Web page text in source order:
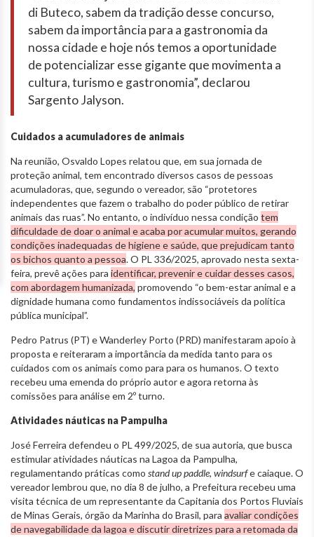
di Buteco, sabem da tradição desse concurso,
sabem da importância para a gastronomia da
nossa cidade e hoje nós temos a oportunidade
de potencializar esse gigante que movimenta a
cultura, turismo e gastronomia”, declarou
Sargento Jalyson.
Cuidados a acumuladores de animais
Na reunião, Osvaldo Lopes relatou que, em sua jornada de
proteção animal, tem encontrado diversos casos de pessoas
acumuladoras, que, segundo o vereador, são “protetores
independentes que fazem o trabalho do poder público de retirar
animais das ruas”. No entanto, o indivíduo nessa condição tem
dificuldade de doar o animal e acaba por acumular muitos, gerando
condições inadequadas de higiene e saúde, que prejudicam tanto
os bichos quanto a pessoa. O PL 336/2025, aprovado nesta sexta-
feira, prevê ações para identificar, prevenir e cuidar desses casos,
com abordagem humanizada, promovendo “o bem-estar animal e a
dignidade humana como fundamentos indissociáveis da política
pública municipal”.
Pedro Patrus (PT) e Wanderley Porto (PRD) manifestaram apoio à
proposta e reiteraram a importância da medida tanto para os
cuidados com os animais como para para os humanos. O texto
recebeu uma emenda do próprio autor e agora retorna às
comissões para análise em 2º turno.
Atividades náuticas na Pampulha
José Ferreira defendeu o PL 499/2025, de sua autoria, que busca
estimular atividades náuticas na Lagoa da Pampulha,
regulamentando práticas como stand up paddle, windsurfe caiaque. O
vereador lembrou que, no dia 8 de julho, a Prefeitura recebeu uma
visita técnica de um representante da Capitania dos Portos Fluviais
de Minas Gerais, órgão da Marinha do Brasil, para avaliar condições
de navegabilidade da lagoa e discutir diretrizes para a retomada da